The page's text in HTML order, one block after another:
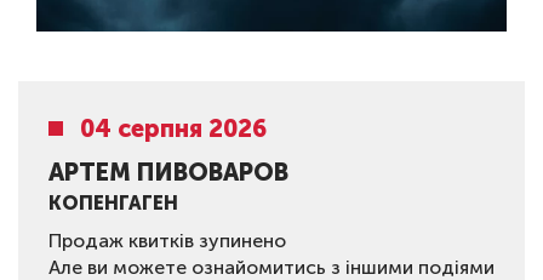
04 серпня 2026
АРТЕМ ПИВОВАРОВ
КОПЕНГАГЕН
Продаж квитків зупинено
Але ви можете ознайомитись з іншими подіями